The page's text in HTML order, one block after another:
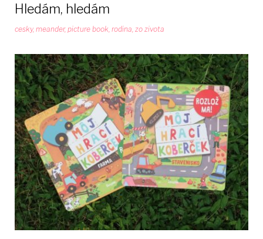
Hledám, hledám
cesky, meander, picture book rodina zo zivota